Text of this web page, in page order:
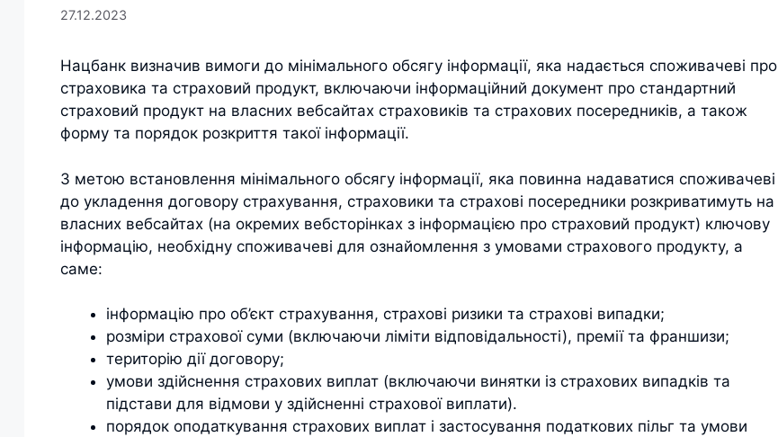
27.12.2023
Нацбанк визначив вимоги до мінімального обсягу інформації, яка надається споживачеві про
страховика та страховий продукт, включаючи інформаційний документ про стандартний
страховий продукт на власних вебсайтах страховиків та страхових посередників, а також
форму та порядок розкриття такої інформації.
З метою встановлення мінімального обсягу інформації, яка повинна надаватися споживачеві
до укладення договору страхування, страховики та страхові посередники розкриватимуть на
власних вебсайтах (на окремих вебсторінках з інформацією про страховий продукт) ключову
інформацію, необхідну споживачеві для ознайомлення з умовами страхового продукту, а
саме:
інформацію про об’єкт страхування, страхові ризики та страхові випадки;
розміри страхової суми (включаючи ліміти відповідальності), премії та франшизи;
територію дії договору;
умови здійснення страхових виплат (включаючи винятки із страхових випадків та
підстави для відмови у здійсненні страхової виплати).
порядок оподаткування страхових виплат і застосування податкових пільг та умови